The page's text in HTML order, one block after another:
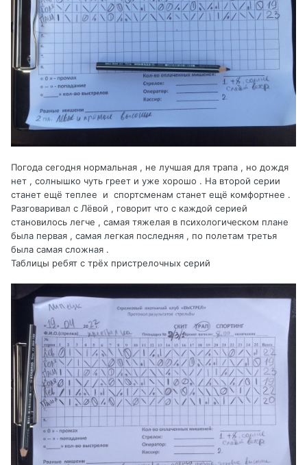
Погода сегодня нормальная , не лучшая для трапа , но дождя
нет , солнышко чуть греет и уже хорошо . На второй серии
станет ещё теплее и спортсменам станет ещё комфортнее .
Разговаривал с Лёвой , говорит что с каждой серией
становилось легче , самая тяжелая в психологическом плане
была первая , самая легкая последняя , по полетам третья
была самая сложная .
Таблицы ребят с трёх пристрелочных серий